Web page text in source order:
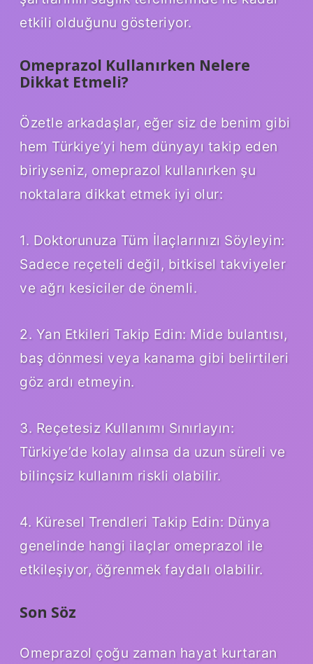
etkili olduğunu gösteriyor.
Omeprazol Kullanırken Nelere
Dikkat Etmeli?
Özetle arkadaşlar, eğer siz de benim gibi
hem Türkiye’yi hem dünyayı takip eden
biriyseniz, omeprazol kullanırken şu
noktalara dikkat etmek iyi olur:
1. Doktorunuza Tüm İlaçlarınızı Söyleyin:
Sadece reçeteli değil, bitkisel takviyeler
ve ağrı kesiciler de önemli.
2. Yan Etkileri Takip Edin: Mide bulantısı,
baş dönmesi veya kanama gibi belirtileri
göz ardı etmeyin.
3. Reçetesiz Kullanımı Sınırlayın:
Türkiye’de kolay alınsa da uzun süreli ve
bilinçsiz kullanım riskli olabilir.
4. Küresel Trendleri Takip Edin: Dünya
genelinde hangi ilaçlar omeprazol ile
etkileşiyor, öğrenmek faydalı olabilir.
Son Söz
Omeprazol çoğu zaman hayat kurtaran